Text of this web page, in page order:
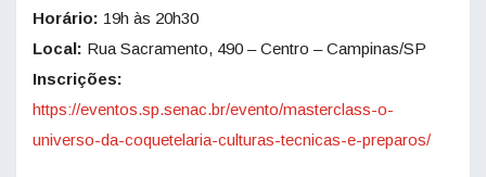
Horário: 19h às 20h30
Local: Rua Sacramento, 490 – Centro – Campinas/SP
Inscrições:
https://eventos.sp.senac.br/evento/masterclass-o-
universo-da-coquetelaria-culturas-tecnicas-e-preparos/